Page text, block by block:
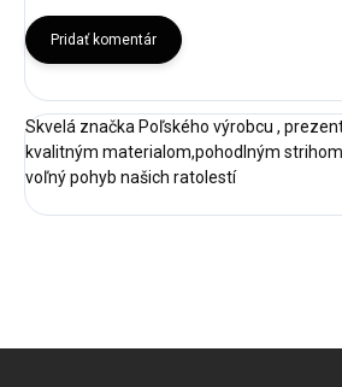
Pridať komentár
Skvelá značka Poľského výrobcu ,
kvalitným materialom,pohodlným
voľný pohyb našich ratolestí